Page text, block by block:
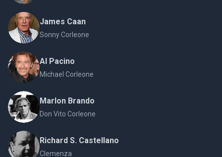
James Caan
Sonny Corleone
Al Pacino
Michael Corleone
Marlon Brando
Don Vito Corleone
Richard S. Castellano
Clemenza